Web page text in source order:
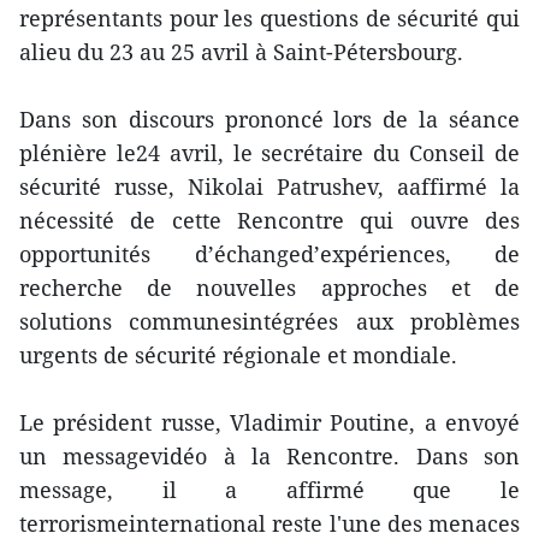
représentants pour les questions de sécurité qui
alieu du 23 au 25 avril à Saint-Pétersbourg.
Dans son discours prononcé lors de la séance
plénière le24 avril, le secrétaire du Conseil de
sécurité russe, Nikolai Patrushev, aaffirmé la
nécessité de cette Rencontre qui ouvre des
opportunités d’échanged’expériences, de
recherche de nouvelles approches et de
solutions communesintégrées aux problèmes
urgents de sécurité régionale et mondiale.
Le président russe, Vladimir Poutine, a envoyé
un messagevidéo à la Rencontre. Dans son
message, il a affirmé que le
terrorismeinternational reste l'une des menaces